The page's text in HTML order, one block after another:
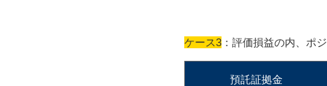
ケース3 ：評価損益の内、ポ
預託証拠金